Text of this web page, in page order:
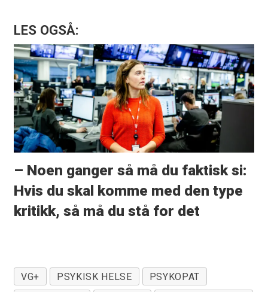
LES OGSÅ:
– Noen ganger så må du faktisk si:
Hvis du skal komme med den type
kritikk, så må du stå for det
VG+ PSYKISK HELSE
PSYKOPAT